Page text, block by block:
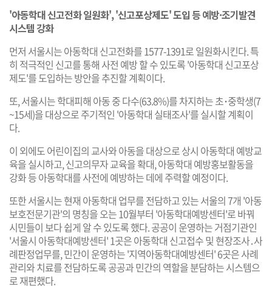
'아동학대 신고전화 일원화', '신고포상제도' 도입 등 예방·조기발견
시스템 강화
먼저 서울시는 아동학대 신고전화를 1577-1391로 일원화시킨다. 특
히 적극적인 신고를 통해 사전 예방 할 수 있도록 '아동학대 신고포상
제도'를 도입하는 방안을 추진할 계획이다.
또, 서울시는 학대피해 아동 중 다수(63.8%)를 차지하는 초･중학생(7
~15세)을 대상으로 주기적인 '아동학대 실태조사'를 실시할 계획이
다.
이 외에도 어린이집의 교사와 아동을 대상으로 상시 아동학대 예방교
육을 실시하고, 신고의무자 교육을 확대, 아동학대 예방홍보활동을
강화 등 아동학대를 사전에 예방하는 데에 주력할 예정이다.
또한 서울시는 현재 아동학대 업무를 전담하고 있는 서울의 7개 '아동
보호전문기관'의 명칭을 오는 10월부터 '아동학대예방센터'로 바꿔
시민들이 보다 쉽게 알 수 있도록 했다. 공공이 운영하는 거점기관인
'서울시 아동학대예방센터' 1곳은 아동학대 신고접수 및 현장조사․사
례판정업무를, 민간이 운영하는 '지역아동학대예방센터' 6곳은 사례
관리와 치료를 전담하도록 공공과 민간의 역할을 분담하는 시스템으
로 재편했다.